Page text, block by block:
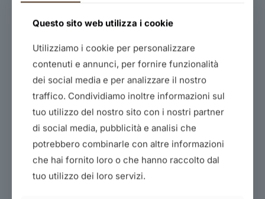
Creare un sito in wordpress
80,00€
Acquista il corso
Questo sito web utilizza i cookie
Utilizziamo i cookie per personalizzare
contenuti e annunci, per fornire funzionalità
dei social media e per analizzare il nostro
traffico. Condividiamo inoltre informazioni sul
tuo utilizzo del nostro sito con i nostri partner
di social media, pubblicità e analisi che
potrebbero combinarle con altre informazioni
che hai fornito loro o che hanno raccolto dal
tuo utilizzo dei loro servizi.